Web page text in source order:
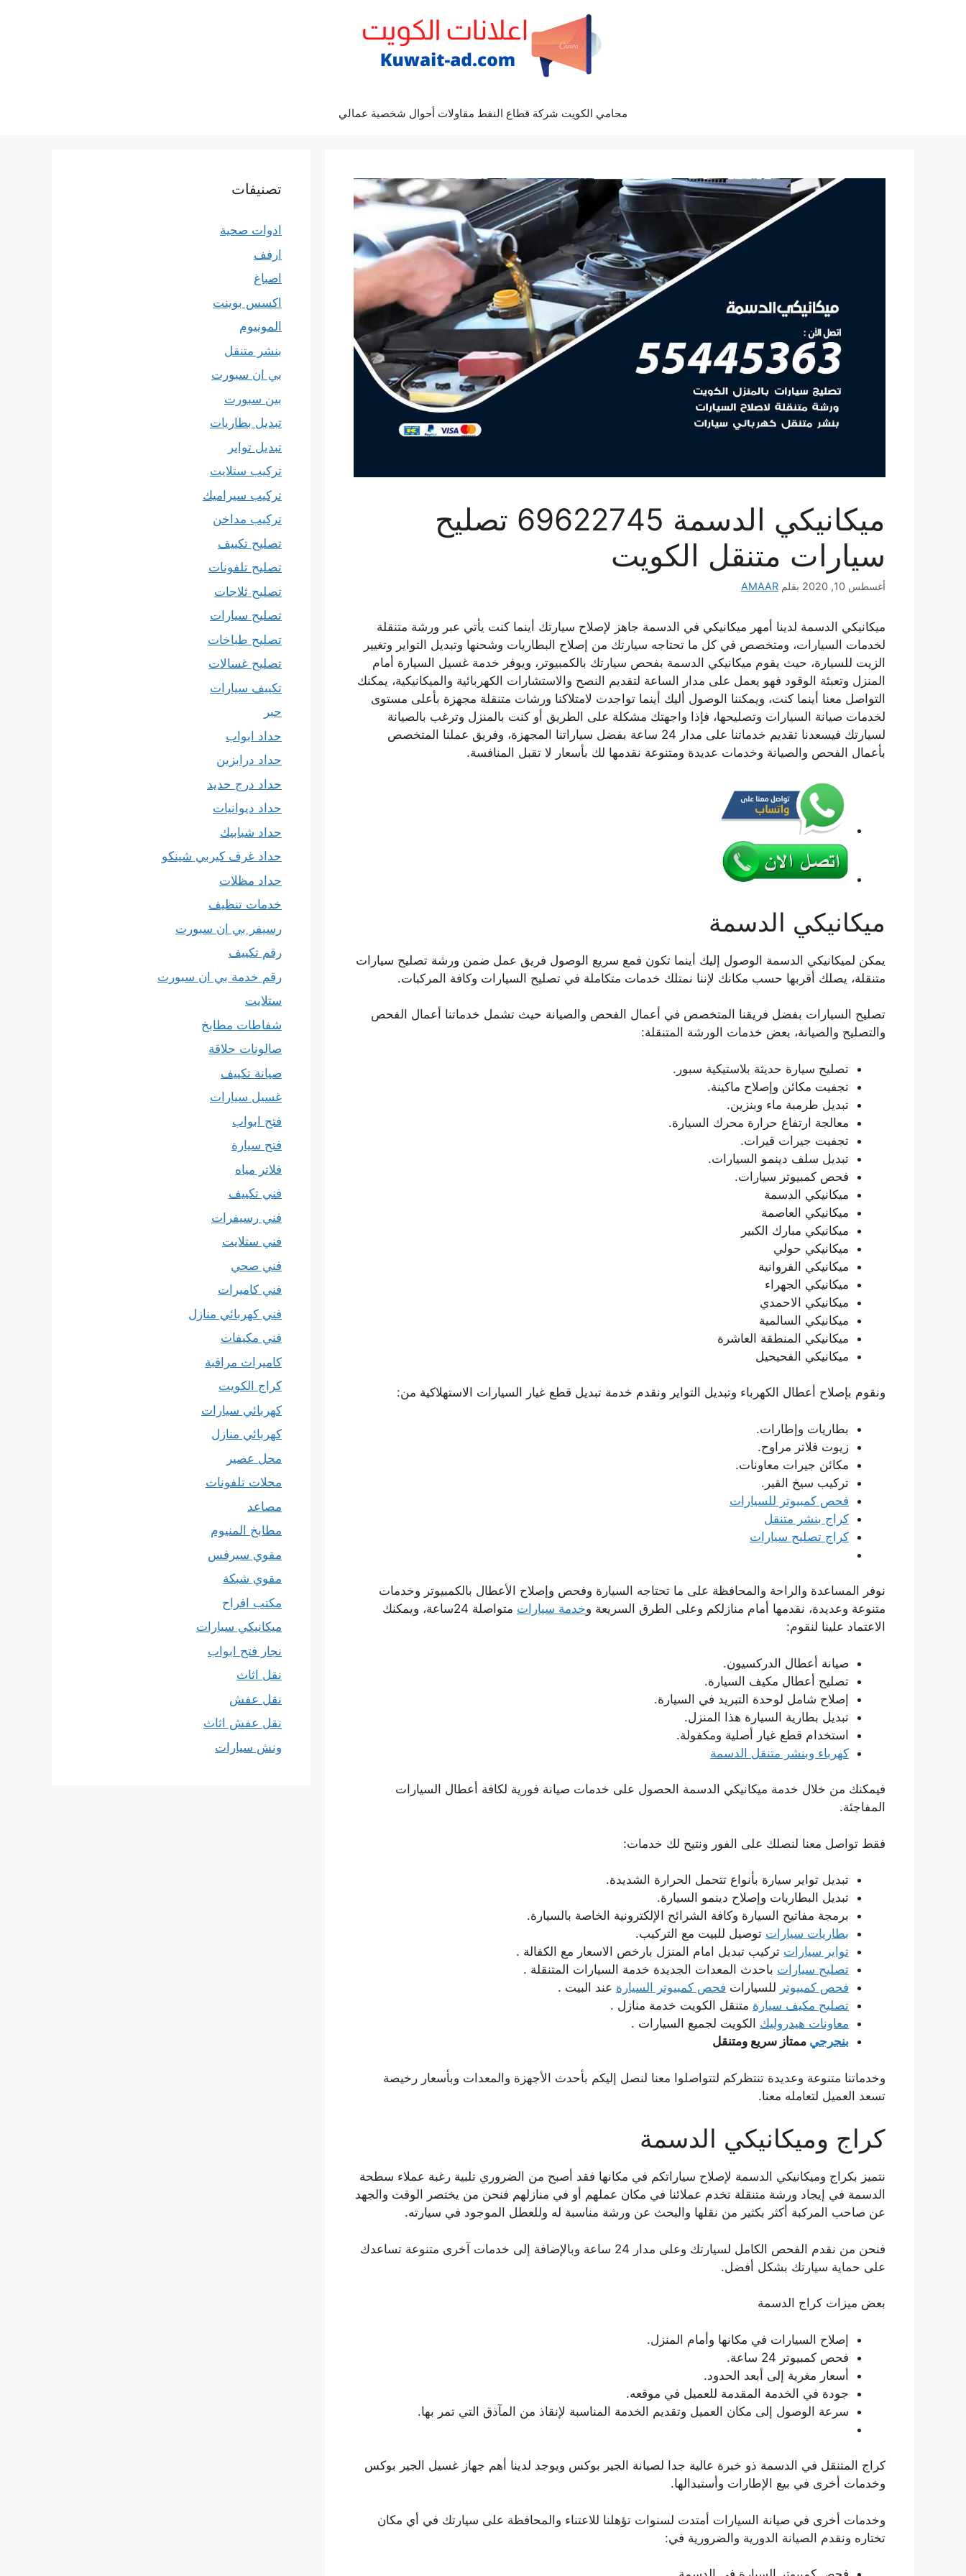
محامي الكويت شركة قطاع النفط مقاولات أحوال شخصية عمالي
ميكانيكي الدسمة 69622745 تصليح
سيارات متنقل الكويت
أغسطس 10, 2020 بقلم AMAAR
ميكانيكي الدسمة لدينا أمهر ميكانيكي في الدسمة جاهز لإصلاح سيارتك أينما كنت يأتي عبر ورشة متنقلة
لخدمات السيارات، ومتخصص في كل ما تحتاجه سيارتك من إصلاح البطاريات وشحنها وتبديل التواير وتغيير
الزيت للسيارة، حيث يقوم ميكانيكي الدسمة بفحص سيارتك بالكمبيوتر، ويوفر خدمة غسيل السيارة أمام
المنزل وتعبئة الوقود فهو يعمل على مدار الساعة لتقديم النصح والاستشارات الكهربائية والميكانيكية، يمكنك
التواصل معنا أينما كنت، ويمكننا الوصول أليك أينما تواجدت لامتلاكنا ورشات متنقلة مجهزة بأعلى مستوى
لخدمات صيانة السيارات وتصليحها، فإذا واجهتك مشكلة على الطريق أو كنت بالمنزل وترغب بالصيانة
لسيارتك فيسعدنا تقديم خدماتنا على مدار 24 ساعة بفضل سياراتنا المجهزة، وفريق عملنا المتخصص
بأعمال الفحص والصيانة وخدمات عديدة ومتنوعة نقدمها لك بأسعار لا تقبل المنافسة.
ميكانيكي الدسمة
يمكن لميكانيكي الدسمة الوصول إليك أينما تكون فمع سريع الوصول فريق عمل ضمن ورشة تصليح سيارات
متنقلة، يصلك أقربها حسب مكانك لإننا نمتلك خدمات متكاملة في تصليح السيارات وكافة المركبات.
تصليح السيارات بفضل فريقنا المتخصص في أعمال الفحص والصيانة حيث تشمل خدماتنا أعمال الفحص
والتصليح والصيانة، بعض خدمات الورشة المتنقلة:
تصليح سيارة حديثة بلاستيكية سبور.
تجفيت مكائن وإصلاح ماكينة.
تبديل طرمبة ماء وبنزين.
معالجة ارتفاع حرارة محرك السيارة.
تجفيت جيرات قيرات.
تبديل سلف دينمو السيارات.
فحص كمبيوتر سيارات.
ميكانيكي الدسمة
ميكانيكي العاصمة
ميكانيكي مبارك الكبير
ميكانيكي حولي
ميكانيكي الفروانية
ميكانيكي الجهراء
ميكانيكي الاحمدي
ميكانيكي السالمية
ميكانيكي المنطقة العاشرة
ميكانيكي الفحيحيل
ونقوم بإصلاح أعطال الكهرباء وتبديل التواير ونقدم خدمة تبديل قطع غيار السيارات الاستهلاكية من:
بطاريات وإطارات.
زيوت فلاتر مراوح.
مكائن جيرات معاونات.
تركيب سيخ القير.
فحص كمبيوتر للسيارات
كراج بنشر متنقل
كراج تصليح سيارات
نوفر المساعدة والراحة والمحافظة على ما تحتاجه السيارة وفحص وإصلاح الأعطال بالكمبيوتر وخدمات
متنوعة وعديدة، نقدمها أمام منازلكم وعلى الطرق السريعة وخدمة سيارات
متواصلة 24ساعة، ويمكنك
الاعتماد علينا لنقوم:
صيانة أعطال الدركسيون.
تصليح أعطال مكيف السيارة.
إصلاح شامل لوحدة التبريد في السيارة.
تبديل بطارية السيارة هذا المنزل.
استخدام قطع غيار أصلية ومكفولة.
كهرباء وبنشر متنقل الدسمة
فيمكنك من خلال خدمة ميكانيكي الدسمة الحصول على خدمات صيانة فورية لكافة أعطال السيارات
المفاجئة.
فقط تواصل معنا لنصلك على الفور ونتيح لك خدمات:
تبديل تواير سيارة بأنواع تتحمل الحرارة الشديدة.
تبديل البطاريات وإصلاح دينمو السيارة.
برمجة مفاتيح السيارة وكافة الشرائح الإلكترونية الخاصة بالسيارة.
بطاريات سيارات توصيل للبيت مع التركيب.
تواير سيارات تركيب تبديل امام المنزل بارخص الاسعار مع الكفالة .
تصليح سيارات باحدث المعدات الجديدة خدمة السيارات المتنقلة .
فحص كمبيوتر للسيارات فحص كمبيوتر السيارة عند البيت .
تصليح مكيف سيارة متنقل الكويت خدمة منازل .
معاونات هيدروليك الكويت لجميع السيارات .
بنجرجي ممتاز سريع ومتنقل
وخدماتنا متنوعة وعديدة تنتظركم لتتواصلوا معنا لنصل إليكم بأحدث الأجهزة والمعدات وبأسعار رخيصة
تسعد العميل لتعامله معنا.
كراج وميكانيكي الدسمة
نتميز بكراج وميكانيكي الدسمة لإصلاح سياراتكم في مكانها فقد أصبح من الضروري تلبية رغبة عملاء سطحة
الدسمة في إيجاد ورشة متنقلة تخدم عملائنا في مكان عملهم أو في منازلهم فنحن من يختصر الوقت والجهد
عن صاحب المركبة أكثر بكثير من نقلها والبحث عن ورشة مناسبة له وللعطل الموجود في سيارته.
فنحن من نقدم الفحص الكامل لسيارتك وعلى مدار 24 ساعة وبالإضافة إلى خدمات آخرى متنوعة تساعدك
على حماية سيارتك بشكل أفضل.
بعض ميزات كراج الدسمة
إصلاح السيارات في مكانها وأمام المنزل.
فحص كمبيوتر 24 ساعة.
أسعار مغرية إلى أبعد الحدود.
جودة في الخدمة المقدمة للعميل في موقعه.
سرعة الوصول إلى مكان العميل وتقديم الخدمة المناسبة لإنقاذ من المآذق التي تمر بها.
كراج المتنقل في الدسمة ذو خبرة عالية جدا لصيانة الجير بوكس ويوجد لدينا أهم جهاز غسيل الجير بوكس
وخدمات أخرى في بيع الإطارات وأستبدالها.
وخدمات أخرى في صيانة السيارات أمتدت لسنوات تؤهلنا للاعتناء والمحافظة على سيارتك في أي مكان
تختاره ونقدم الصيانة الدورية والضرورية في:
تصنيفات
ادوات صحية
ارفف
اصباغ
اكسس بوينت
المونيوم
بنشر متنقل
بي ان سبورت
بين سبورت
تبديل بطاريات
تبديل تواير
تركيب ستلايت
تركيب سيراميك
تركيب مداخن
تصليح تكييف
تصليح تلفونات
تصليح ثلاجات
تصليح سيارات
تصليح طباخات
تصليح غسالات
تكييف سيارات
حبر
حداد ابواب
حداد درابزين
حداد درج حديد
حداد ديوانيات
حداد شبابيك
حداد غرف كيربي شينكو
حداد مظلات
خدمات تنظيف
رسيفر بي ان سبورت
رقم تكييف
رقم خدمة بي ان سبورت
ستلايت
شفاطات مطابخ
صالونات حلاقة
صيانة تكييف
غسيل سيارات
فتح ابواب
فتح سيارة
فلاتر مياه
فني تكييف
فني رسيفرات
فني ستلايت
فني صحي
فني كاميرات
فني كهربائي منازل
فني مكيفات
كاميرات مراقبة
كراج الكويت
كهربائي سيارات
كهربائي منازل
محل عصير
محلات تلفونات
مصاعد
مطابخ المنيوم
مقوي سيرفس
مقوي شبكة
مكتب افراح
ميكانيكي سيارات
نجار فتح ابواب
نقل اثاث
نقل عفش
نقل عفش اثاث
ونش سيارات